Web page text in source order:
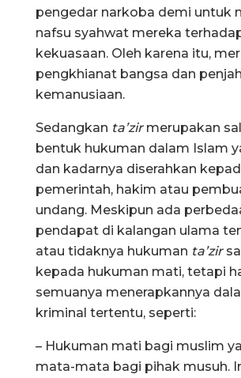
pengedar narkoba demi untuk
nafsu syahwat mereka
kekuasaan. Oleh karena itu,
pengkhianat bangsa dan
kemanusiaan.
Sedangkan ta’zirmerupakan
bentuk hukuman dalam Islam
dan kadarnya diserahkan
pemerintah, hakim atau
undang. Meskipun ada
pendapat di kalangan ulama
atau tidaknya hukuman ta’zir
kepada hukuman mati, tetapi
semuanya menerapkannya
kriminal tertentu, seperti:
– Hukuman mati bagi muslim
mata-mata bagi pihak musuh.